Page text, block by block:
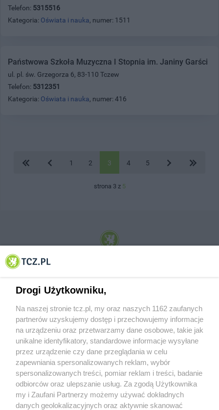
Telefon: 5315516
Kategoria: Oświata i nauka, numer: 1511
Państwowa Szkoła Muzyczna I Stopnia im. Janiny Garści
ul. pl. św. Grzegorza 6, 83-110 Tczew
Telefon: 5312351
Kategoria: Oświata i nauka, numer: 416
1 2 3 4 5
strona 3 z 5
© 2001-2026 Tczew - TCZ.PL Sp. z o.o. Internetowy Serwis Informacyjny Miasta
O FIRMIE POLITYKA PRYWATNOŚCI HOSTING
REKLAMA WSPÓŁPRACA RSS FACEBOOK KONTAKT
Nasze serwisy
Drogi Użytkowniku,
Na naszej stronie tcz.pl, my oraz naszych 1162 zaufanych
partnerów uzyskujemy dostęp i przechowujemy informacje
na urządzeniu oraz przetwarzamy dane osobowe, takie jak
unikalne identyfikatory, standardowe informacje wysyłane
przez urządzenie czy dane przeglądania w celu
zapewniania spersonalizowanych reklam, wybór
spersonalizowanych treści, pomiar reklam i treści, badanie
odbiorców oraz ulepszanie usług. Za zgodą Użytkownika
my i Zaufani Partnerzy możemy używać dokładnych
danych geolokalizacyjnych oraz aktywnie skanować